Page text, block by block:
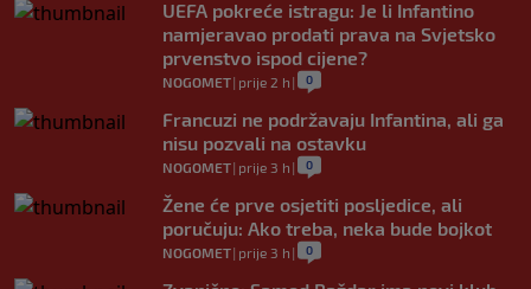
UEFA pokreće istragu: Je li Infantino
namjeravao prodati prava na Svjetsko
prvenstvo ispod cijene?
NOGOMET| prije 2 h | 0
Francuzi ne podržavaju Infantina, ali ga
nisu pozvali na ostavku
NOGOMET| prije 3 h | 0
Žene će prve osjetiti posljedice, ali
poručuju: Ako treba, neka bude bojkot
NOGOMET| prije 3 h | 0